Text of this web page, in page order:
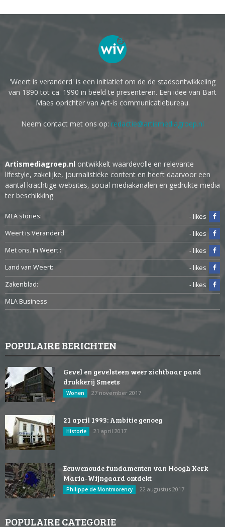
'Weert is veranderd' is een initiatief om de de stadsontwikkeling
van 1890 tot ca. 1990 in beeld te presenteren. Een idee van Bart
Maes oprichter van Art-is communicatiebureau.
Neem contact met ons op: redactie@artismediagroep.nl
Artismediagroep.nl ontwikkelt waardevolle en relevante
lifestyle, zakelijke, journalistieke content en heeft daarvoor een
aantal krachtige websites, social mediakanalen en gedrukte media
ter beschikking.
MLA stories:
- likes
Weert is Veranderd:
- likes
Met ons. In Weert.:
- likes
Land van Weert:
- likes
Zakenblad:
- likes
MLA Business
POPULAIRE BERICHTEN
Gevel en gevelsteen weer zichtbaar pand
drukkerij Smeets
Wonen 27 november 2017
21 april 1993: Ambitie genoeg
Historie 21 april 2017
Eeuwenoude fundamenten van Hoogh Kerk
Maria-Wijngaard ontdekt
Philippe de Montmorency 22 augustus 2017
POPULAIRE CATEGORIE